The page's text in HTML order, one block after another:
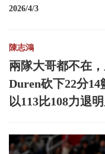
2026/4/3
陳志鴻
兩隊大哥都不在
Duren砍下22分14
以113比108力退